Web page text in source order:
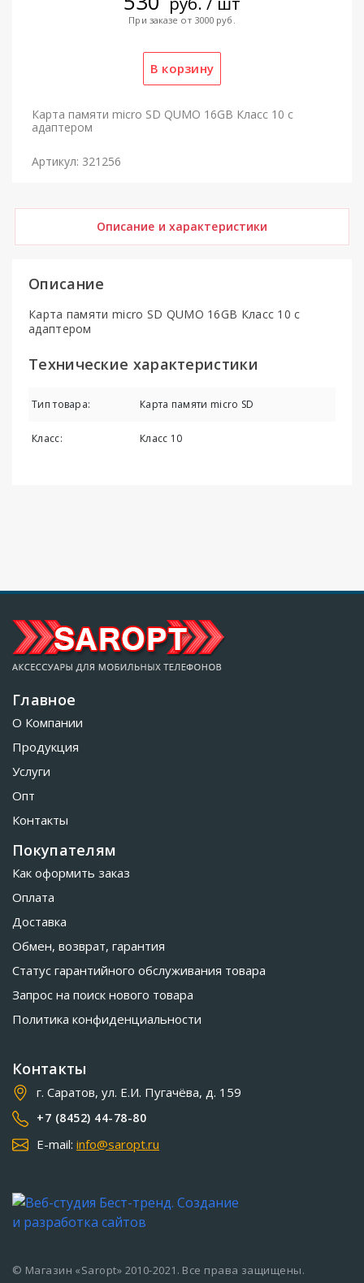
При заказе от 3000 руб.
Карта памяти micro SD QUMO 16GB Класс 10 c
адаптером
Артикул: 321256
Описание и характеристики
Описание
Карта памяти micro SD QUMO 16GB Класс 10 c
адаптером
Технические характеристики
Тип товара: Карта памяти micro SD
Класс: Класс 10
Главное
О Компании
Продукция
Услуги
Опт
Контакты
Покупателям
Как оформить заказ
Оплата
Доставка
Обмен, возврат, гарантия
Статус гарантийного обслуживания товара
Запрос на поиск нового товара
Политика конфиденциальности
Контакты
г. Саратов, ул. Е.И. Пугачёва, д. 159
+7 (8452) 44-78-80
E-mail: info@saropt.ru
© Магазин «Saropt» 2010-2021. Все права защищены.